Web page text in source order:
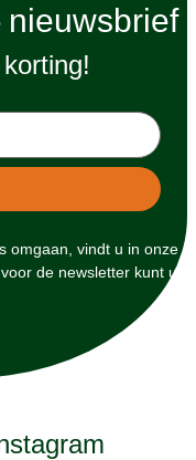
nieuwsbrief
omgaan, vindt u in onze
voor de newsletter kunt u